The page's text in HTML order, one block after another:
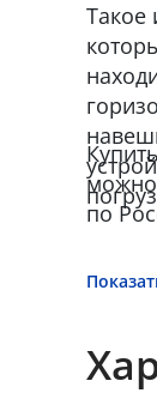
Такое
можно
по